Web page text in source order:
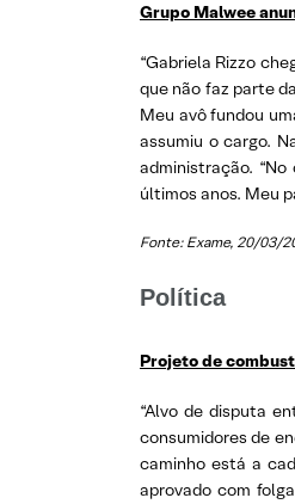
Grupo Malwee
“Gabriela Rizzo
que não faz parte
Meu avô fundou
assumiu o cargo.
administração.
últimos anos. Meu
Fonte: Exame, 20/03/
Política
Projeto de
“Alvo de disputa
consumidores de
caminho está a
aprovado com